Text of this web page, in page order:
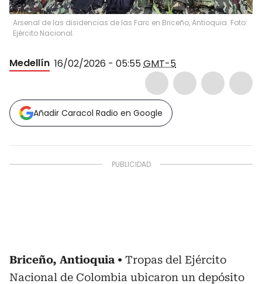
Arsenal de las disidencias de las Farc en Briceño, Antioquia. Foto:
Ejército Nacional.
Medellín 16/02/2026 - 05:55GMT-5
Añadir Caracol Radio en Google
Briceño, Antioquia
Tropas del Ejército
Nacional de Colombia ubicaron un depósito